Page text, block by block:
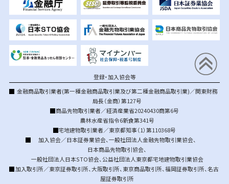
登録・加入協会等
金融商品取引業者(第一種金融商品取引業及び第二種金融商品取引業)／関東財務
局長（金商）第127号
商品先物取引業者／経済産業省20240430商第6号
農林水産省指令6新食第341号
宅地建物取引業者／東京都知事（1）第110368号
加入協会／日本証券業協会、 一般社団法人金融先物取引業協会、
日本商品先物取引協会、
一般社団法人日本STO協会、 公益社団法人東京都宅地建物取引業協会
加入取引所／東京証券取引所、大阪取引所、 東京商品取引所、福岡証券取引所、名古
屋証券取引所